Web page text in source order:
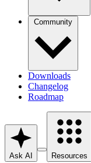
Community
Downloads
Changelog
Roadmap
Ask AI Resources